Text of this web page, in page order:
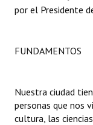
Proyectos
Actas de Sesión
Ejecución
por el Presidente
FUNDAMENTOS
Nuestra ciudad
personas que nos
cultura, las